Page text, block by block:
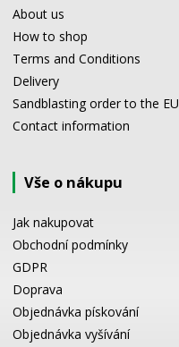
About us
How to shop
Terms and Conditions
Delivery
Sandblasting order to the EU
Contact information
Vše o nákupu
Jak nakupovat
Obchodní podmínky
GDPR
Doprava
Objednávka pískování
Objednávka vyšívání